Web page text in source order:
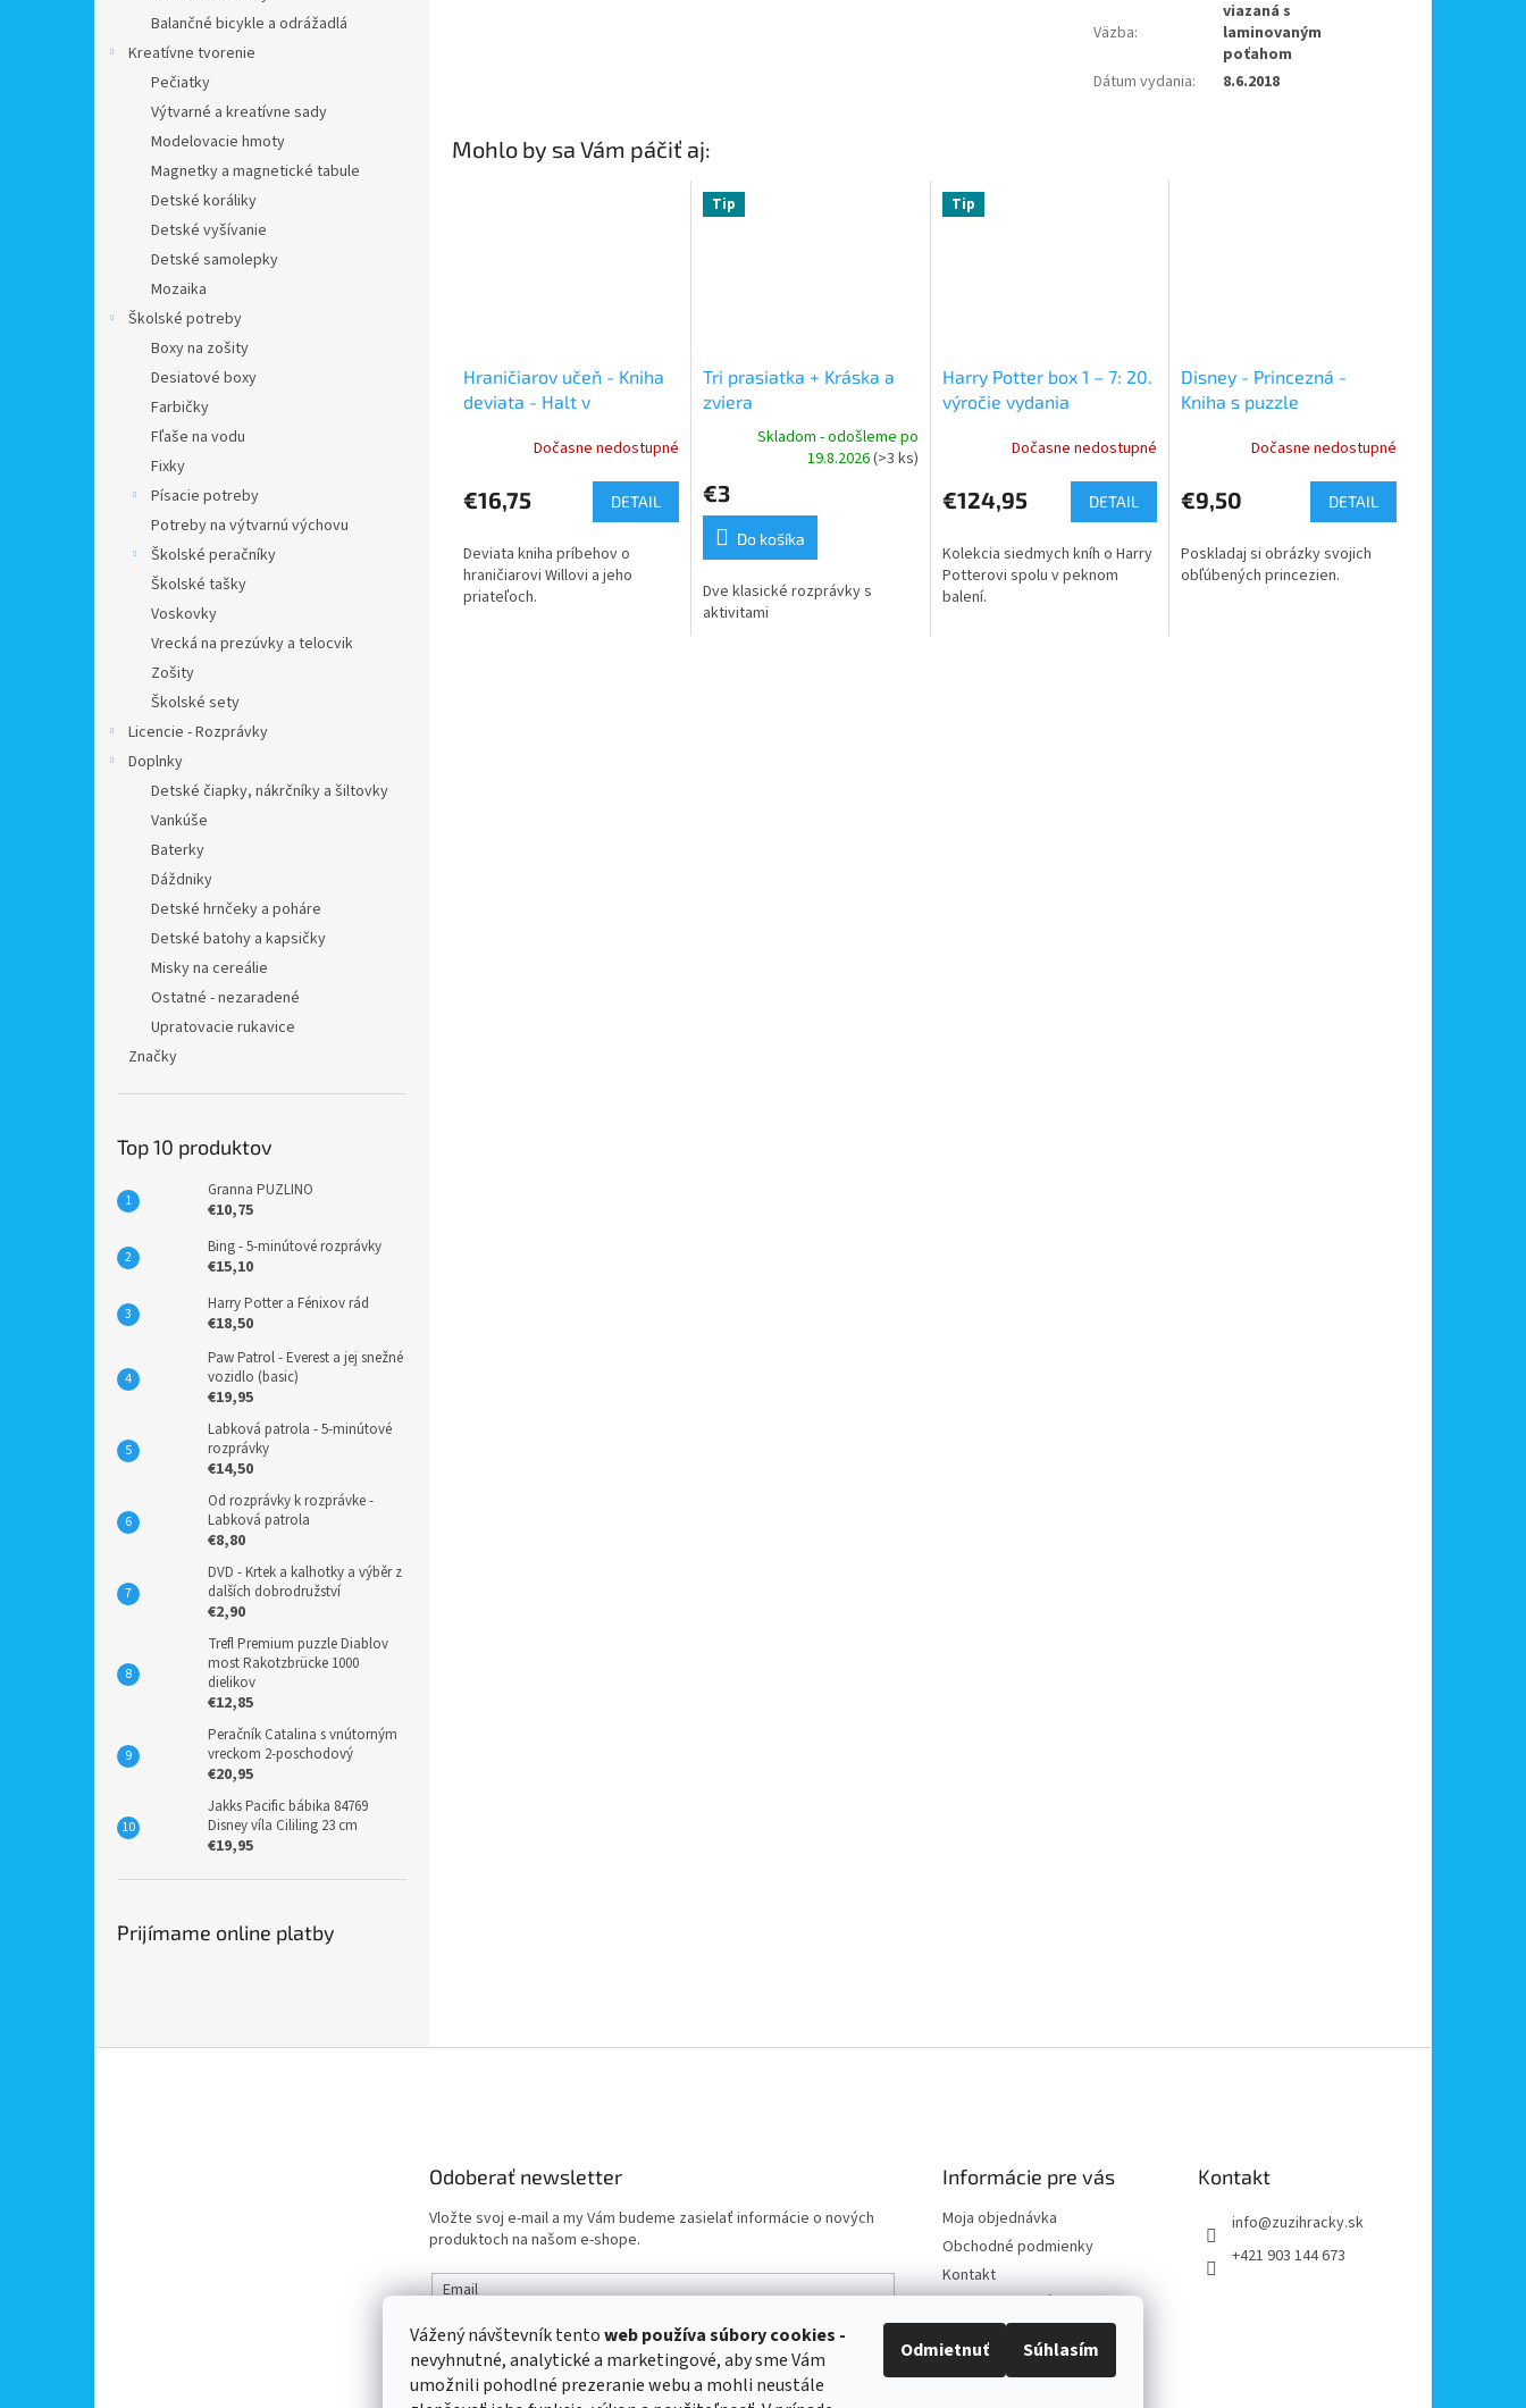
Vážený návštevník tentoweb používasúbory cookies -
nevyhnutné, analytické a marketingové, aby sme Vám
umožnili pohodlné prezeranie webu a mohli neustále
Odmietnuť Súhlasím
Balančné bicykle a odrážadlá
Kreatívne tvorenie
Pečiatky
Výtvarné a kreatívne sady
Modelovacie hmoty
Magnetky a magnetické tabule
Detské koráliky
Detské vyšívanie
Detské samolepky
Mozaika
Školské potreby
Boxy na zošity
Desiatové boxy
Farbičky
Fľaše na vodu
Fixky
Písacie potreby
Potreby na výtvarnú výchovu
Školské peračníky
Školské tašky
Voskovky
Vrecká na prezúvky a telocvik
Zošity
Školské sety
Licencie - Rozprávky
Doplnky
Detské čiapky, nákrčníky a šiltovky
Vankúše
Baterky
Dáždniky
Detské hrnčeky a poháre
Detské batohy a kapsičky
Misky na cereálie
Ostatné - nezaradené
Upratovacie rukavice
Značky
Top 10 produktov
Granna PUZLINO
€10,75
Bing - 5-minútové rozprávky
€15,10
Harry Potter a Fénixov rád
€18,50
Paw Patrol - Everest a jej snežné
vozidlo (basic)
€19,95
Labková patrola - 5-minútové
rozprávky
€14,50
Od rozprávky k rozprávke -
Labková patrola
€8,80
DVD - Krtek a kalhotky a výběr z
dalších dobrodružství
€2,90
Trefl Premium puzzle Diablov
most Rakotzbrücke 1000
dielikov
€12,85
Peračník Catalina s vnútorným
vreckom 2-poschodový
€20,95
Jakks Pacific bábika 84769
Disney víla Cililing 23 cm
€19,95
Prijímame online platby
Väzba:
viazaná s
laminovaným
poťahom
Dátum vydania: 8.6.2018
Mohlo by sa Vám páčiť aj:
Hraničiarov učeň - Kniha
deviata - Halt v
Dočasne nedostupné
€16,75 DETAIL
Deviata kniha príbehov o
hraničiarovi Willovi a jeho
priateľoch.
Tip
Tri prasiatka + Kráska a
zviera
Skladom - odošleme po
19.8.2026(>3 ks)
€3
Do košíka
Dve klasické rozprávky s
aktivitami
Tip
Harry Potter box 1 – 7: 20.
výročie vydania
Dočasne nedostupné
€124,95 DETAIL
Kolekcia siedmych kníh o Harry
Potterovi spolu v peknom
balení.
Disney - Princezná -
Kniha s puzzle
Dočasne nedostupné
€9,50 DETAIL
Poskladaj si obrázky svojich
obľúbených princezien.
Odoberať newsletter
Vložte svoj e-mail a my Vám budeme zasielať informácie o nových
produktoch na našom e-shope.
Email
Vložením e-mailu súhlasíte spodmienkami ochrany osobných
údajov
Informácie pre vás
Moja objednávka
Obchodné podmienky
Kontakt
Doprava a platba
Odstúpenie od zmluvy
Kontakt
info@zuzihracky.sk
+421 903 144 673